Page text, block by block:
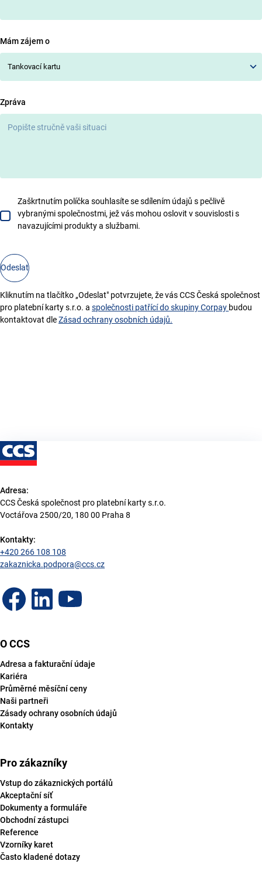
Mám zájem o
Tankovací kartu
Zpráva
Zaškrtnutím políčka souhlasíte se sdílením údajů s pečlivě
vybranými společnostmi, jež vás mohou oslovit v souvislosti s
navazujícími produkty a službami.
Odeslat
Kliknutím na tlačítko „Odeslat" potvrzujete, že vás CCS Česká společnost
pro platební karty s.r.o. a společnosti patřící do skupiny Corpay budou
kontaktovat dleZásad ochrany osobních údajů.
Adresa:
CCS Česká společnost pro platební karty s.r.o.
Voctářova 2500/20, 180 00 Praha 8
Kontakty:
+420 266 108 108
zakaznicka.podpora@ccs.cz
O CCS
Adresa a fakturační údaje
Kariéra
Průměrné měsíční ceny
Naši partneři
Zásady ochrany osobních údajů
Kontakty
Pro zákazníky
Vstup do zákaznických portálů
Akceptační síť
Dokumenty a formuláře
Obchodní zástupci
Reference
Vzorníky karet
Často kladené dotazy